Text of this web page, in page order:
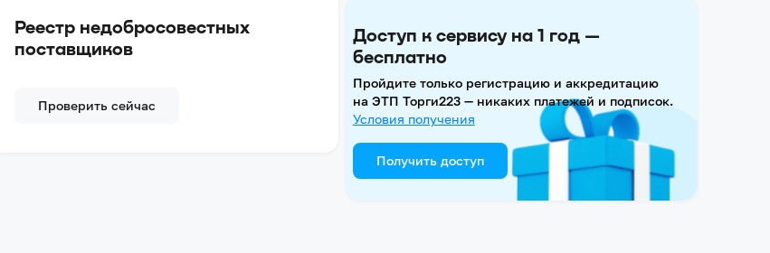
Реестр недобросовестных
поставщиков
Проверить сейчас
Доступ к сервису на 1 год —
бесплатно
Пройдите только регистрацию и аккредитацию
на ЭТП Торги223 — никаких платежей и подписок.
Условия получения
Получить доступ